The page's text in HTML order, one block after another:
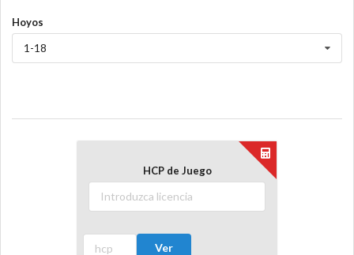
Hoyos
1-18
HCP de Juego
Ver